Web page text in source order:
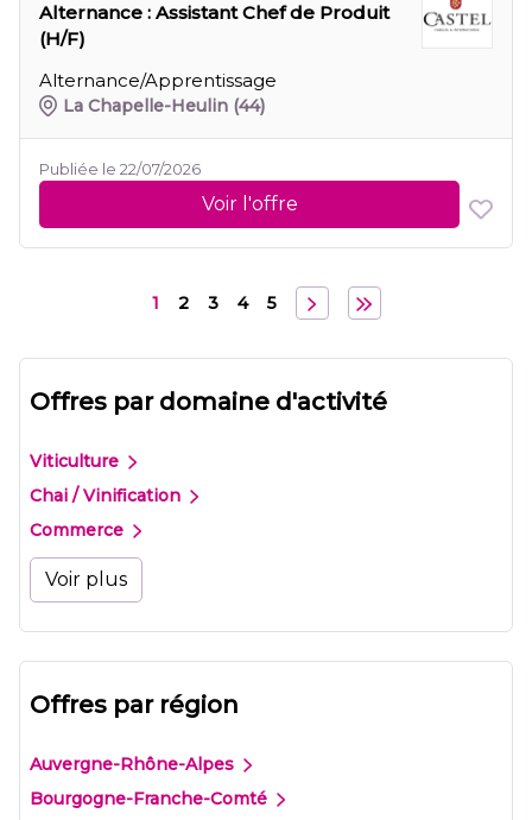
Alternance : Assistant Chef de Produit
(H/F)
Alternance/Apprentissage
La Chapelle-Heulin (44)
Publiée le 22/07/2026
Voir l'offre
1 2 3 4 5
Offres par domaine d'activité
Viticulture
Chai / Vinification
Commerce
Voir plus
Offres par région
Auvergne-Rhône-Alpes
Bourgogne-Franche-Comté